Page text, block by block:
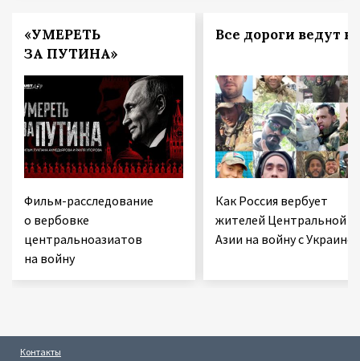
«УМЕРЕТЬ
ЗА ПУТИНА»
Фильм-расследование
о вербовке
центральноазиатов
на войну
Все дороги ведут в
Как Россия вербует
жителей Центральной
Азии на войну с
Контакты